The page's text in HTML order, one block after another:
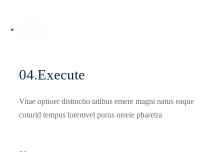
04.Execute
Vitae optioer distinctio tatibus emere magni natus eaque
coturid tempus loremvel purus orreie pharetra